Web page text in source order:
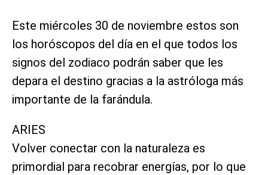
Este miércoles 30 de noviembre estos son
los horóscopos del día en el que todos los
signos del zodiaco podrán saber que les
depara el destino gracias a la astróloga más
importante de la farándula.
ARIES
Volver conectar con la naturaleza es
primordial para recobrar energías, por lo que